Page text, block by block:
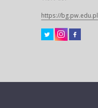
https://bg.pw.edu.pl